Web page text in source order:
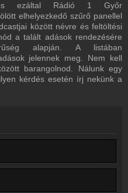
ezáltal Rádió 1 Győr
elhelyezkedő szűrő panellel
között névre és feltöltési
a talált adások rendezésére
alapján. A listában
jelennek meg. Nem kell
barangolnod. Nálunk egy
kérdés esetén írj nekünk a